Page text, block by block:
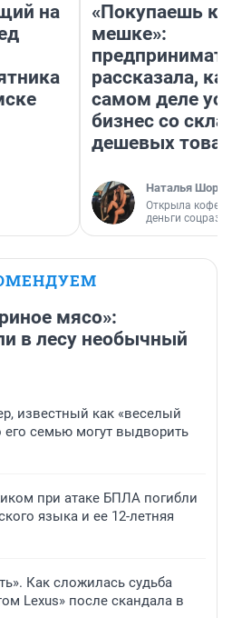
на
«Покупаешь
мешке»:
рассказала,
самом деле
бизнес со
дешевых
Наталья
Открыла
деньги
мясо»:
в лесу необычный
известный как «веселый
его семью могут выдворить
при атаке БПЛА погибли
языка и ее 12-летняя
Как сложилась судьба
Lexus» после скандала в